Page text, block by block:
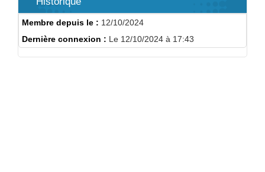
Membre depuis le : 12/10/2024
Dernière connexion : Le 12/10/2024 à 17:43